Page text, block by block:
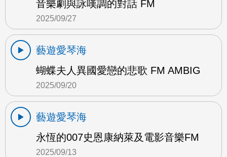
音樂劇與詠嘆調的對話 FM
2025/09/27
藝遊愛琴海
蝴蝶夫人異國愛戀的悲歌 FM AMBIG
2025/09/20
藝遊愛琴海
永恆的007史恩康納萊及電影音樂FM
2025/09/13